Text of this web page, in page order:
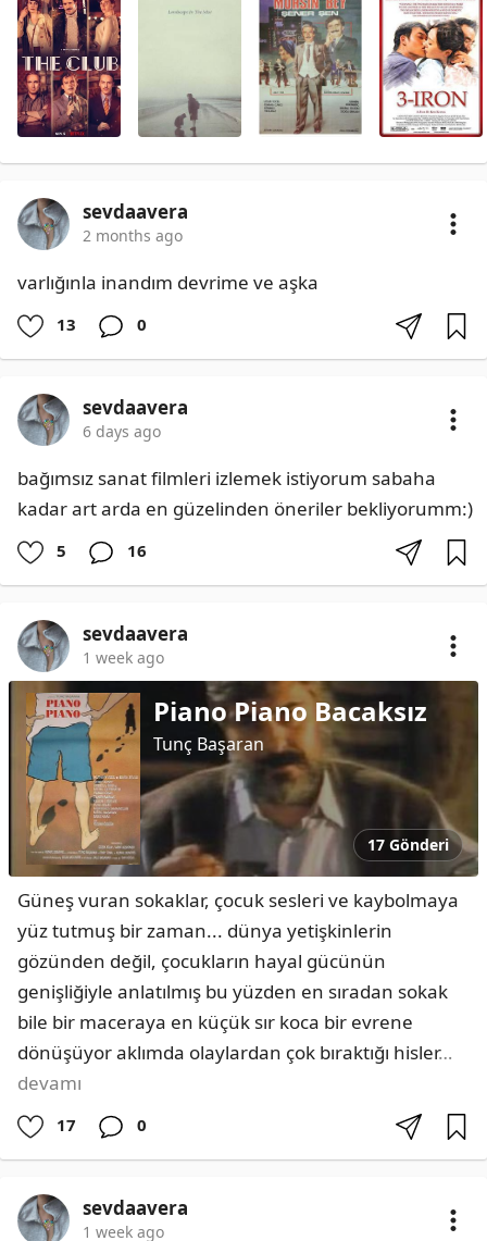
sevdaavera
2 months ago
varlığınla inandım devrime ve aşka
13 0
sevdaavera
6 days ago
bağımsız sanat filmleri izlemek istiyorum sabaha
kadar art arda en güzelinden öneriler bekliyorumm:)
5 16
sevdaavera
1 week ago
Piano Piano Bacaksız
Tunç Başaran
17 Gönderi
Güneş vuran sokaklar, çocuk sesleri ve kaybolmaya
yüz tutmuş bir zaman... dünya yetişkinlerin
gözünden değil, çocukların hayal gücünün
genişliğiyle anlatılmış bu yüzden en sıradan sokak
bile bir maceraya en küçük sır koca bir evrene
dönüşüyor aklımda olaylardan çok bıraktığı hisler…
devamı
17 0
sevdaavera
1 week ago